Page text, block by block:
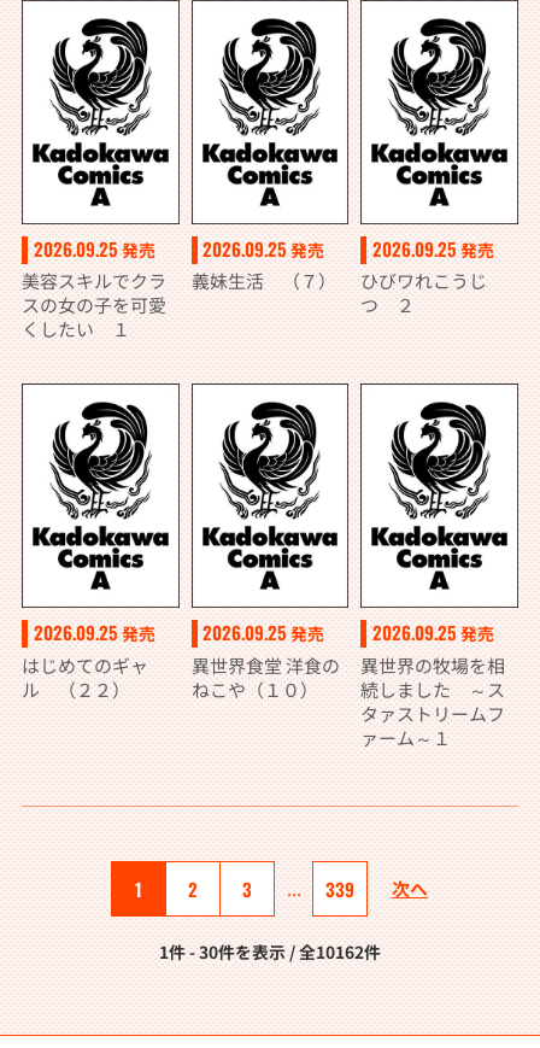
2026.09.25 発売
美容スキルでクラ
スの女の子を可愛
くしたい １
2026.09.25 発売
義妹生活 （７）
2026.09.25 発売
ひびワれこうじ
つ ２
2026.09.25 発売
はじめてのギャ
ル （２２）
2026.09.25 発売
異世界食堂 洋食の
ねこや（１０）
2026.09.25 発売
異世界の牧場を相
続しました ～ス
タァストリームフ
ァーム～１
1 2 3 ... 339 次へ
1件 - 30件を表示 / 全10162件